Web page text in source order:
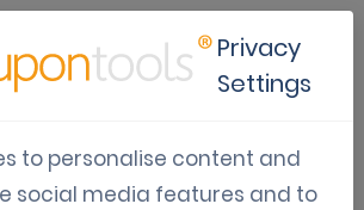
de promoção para
vendas
Privacy
Settings
to personalise content and
social media features and to